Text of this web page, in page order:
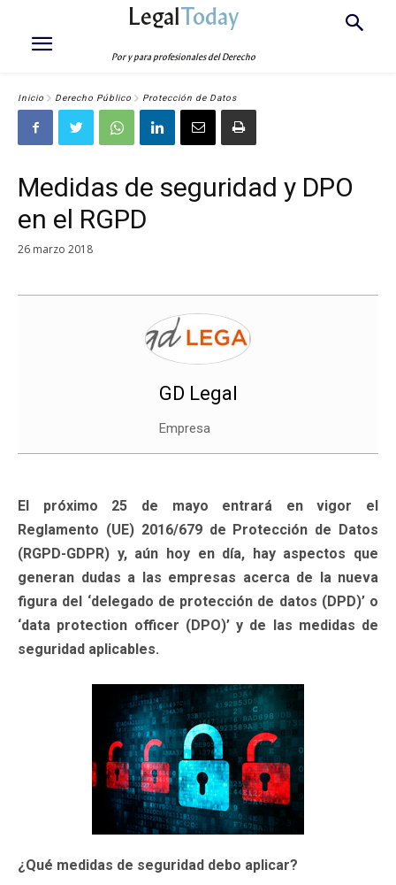
LegalToday
Por y para profesionales del Derecho
Inicio Derecho Público Protección de Datos
Medidas de seguridad y DPO
en el RGPD
26 marzo 2018
GD Legal
Empresa
El próximo 25 de mayo entrará en vigor el
Reglamento (UE) 2016/679 de Protección de Datos
(RGPD-GDPR) y, aún hoy en día, hay aspectos que
generan dudas a las empresas acerca de la nueva
figura del ‘delegado de protección de datos (DPD)’ o
‘data protection officer (DPO)’ y de las medidas de
seguridad aplicables.
¿Qué medidas de seguridad debo aplicar?